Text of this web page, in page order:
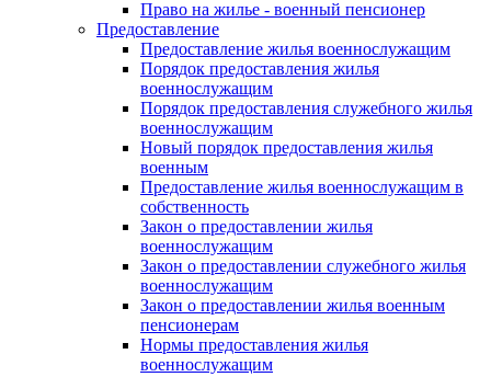
Право на жилье - военный пенсионер
Предоставление
Предоставление жилья военнослужащим
Порядок предоставления жилья
военнослужащим
Порядок предоставления служебного жилья
военнослужащим
Новый порядок предоставления жилья
военным
Предоставление жилья военнослужащим в
собственность
Закон о предоставлении жилья
военнослужащим
Закон о предоставлении служебного жилья
военнослужащим
Закон о предоставлении жилья военным
пенсионерам
Нормы предоставления жилья
военнослужащим